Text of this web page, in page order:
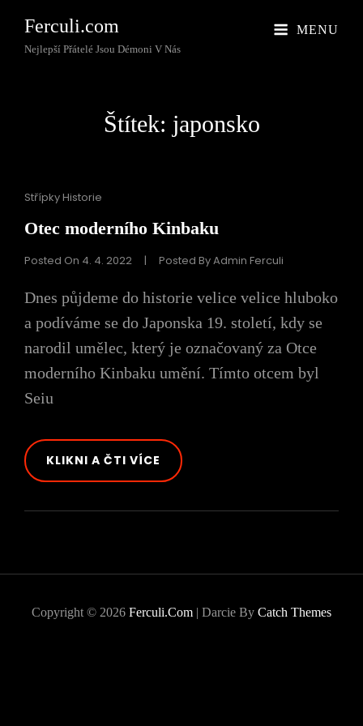
Ferculi.com
Nejlepší Přátelé Jsou Démoni V Nás
MENU
Štítek: japonsko
Cat
Střípky Historie
Otec moderního Kinbaku
Posted On 4. 4. 2022 | Posted ByAdmin Ferculi
Dnes půjdeme do historie velice velice hluboko
a podíváme se do Japonska 19. století, kdy se
narodil umělec, který je označovaný za Otce
moderního Kinbaku umění. Tímto otcem byl
Seiu
KLIKNI A ČTI VÍCE OTEC
MODERNÍHO
Copyright © 2026 Ferculi.com | Darcie By Catch Themes